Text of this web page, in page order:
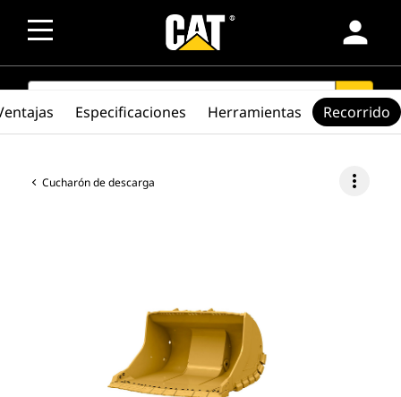
person
SEARCH search
Cucharón de descarga more_vert
Especificaciones Herramientas Recorrido